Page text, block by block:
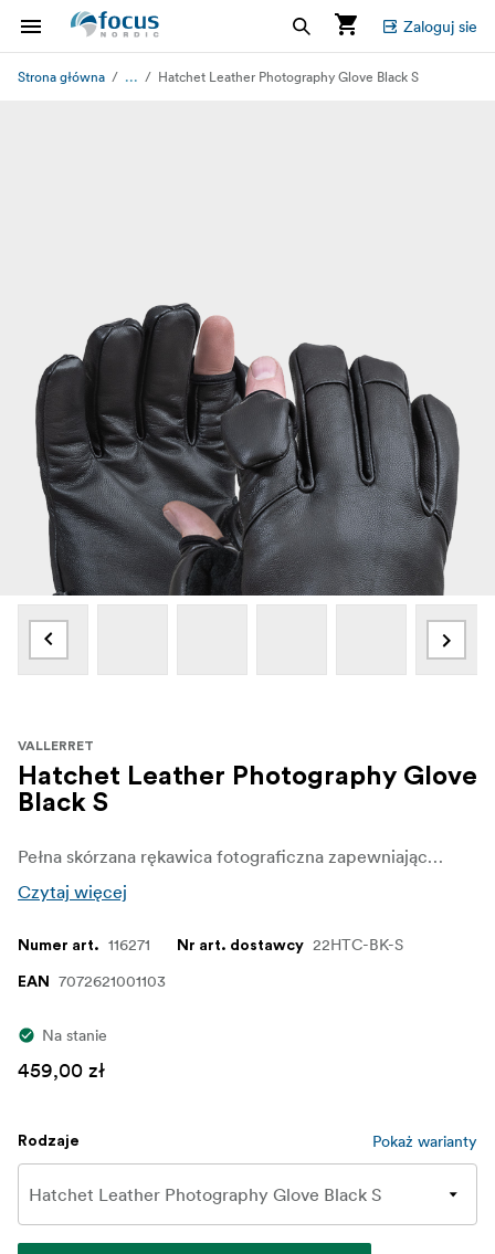
Zaloguj sie
Strona główna ... Hatchet Leather Photography Glove Black S
VALLERRET
Hatchet Leather Photography Glove
Black S
Pełna skórzana rękawica fotograficzna zapewniająca trwałość, której potrzebujesz, gdy twoja fotografia zabierze cię w dzicz.
Czytaj więcej
Numer art. 116271 Nr art. dostawcy 22HTC-BK-S
EAN 7072621001103
Na stanie
459,00 zł
Rodzaje Pokaż warianty